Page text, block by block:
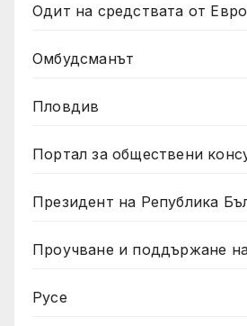
Одит на средствата от
Омбудсманът
Пловдив
Портал за обществени
Президент на Република
Проучване и поддържане
Русе